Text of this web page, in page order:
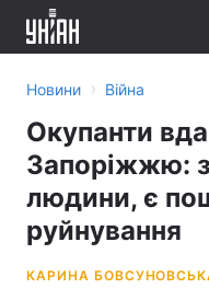
Новини › Війна
Окупанти
Запоріжжю:
людини, є
руйнування
КАРИНА